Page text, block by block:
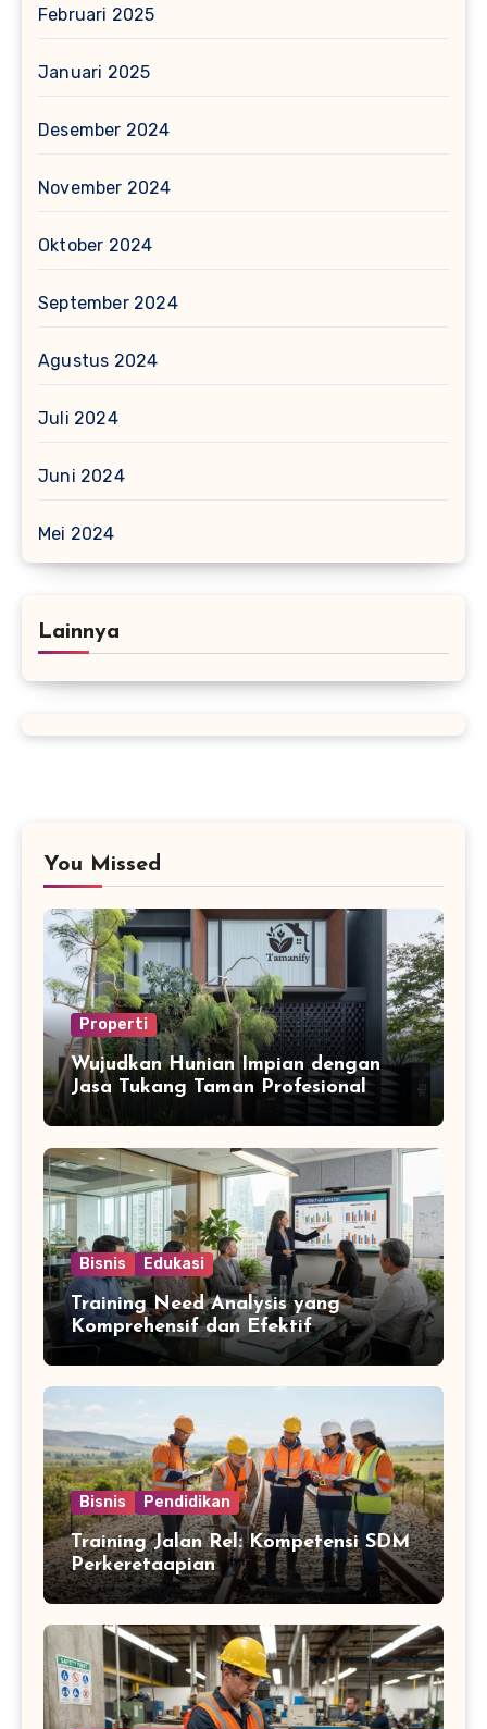
Februari 2025
Januari 2025
Desember 2024
November 2024
Oktober 2024
September 2024
Agustus 2024
Juli 2024
Juni 2024
Mei 2024
Lainnya
You Missed
Properti
Wujudkan Hunian Impian dengan
Jasa Tukang Taman Profesional
Bisnis Edukasi
Training Need Analysis yang
Komprehensif dan Efektif
Bisnis Pendidikan
Training Jalan Rel: Kompetensi SDM
Perkeretaapian